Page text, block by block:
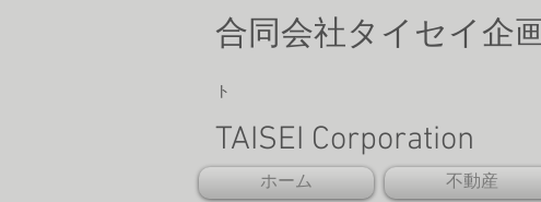
合同会社タイセイ企
ト
TAISEI Corporation
ホーム 不動産